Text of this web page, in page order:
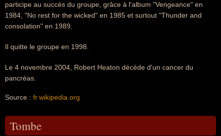
participe au succès du groupe, grâce à l'album "Vengeance" en
1984, "No rest for the wicked" en 1985 et surtout "Thunder and
consolation" en 1989.
Il quitte le groupe en 1998.
Le 4 novembre 2004, Robert Heaton décède d'un cancer du
pancréas.
Source : fr.wikipedia.org
Tombe